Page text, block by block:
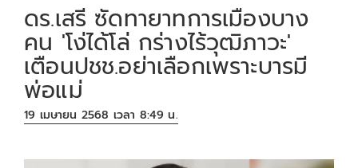
ดร.เสรี ซัดทายาทการเมืองบาง
คน 'โง่ได้โล่ กร่างไร้วุฒิภาวะ'
เตือนปชช.อย่าเลือกเพราะบารมี
พ่อแม่
19 เมษายน 2568 เวลา 8:49 น.